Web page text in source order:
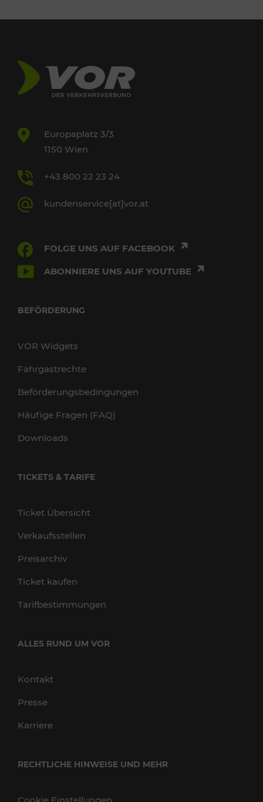
Europaplatz 3/3
1150 Wien
+43 800 22 23 24
kundenservice[at]vor.at
FOLGE UNS AUF FACEBOOK
ABONNIERE UNS AUF YOUTUBE
BEFÖRDERUNG
VOR Widgets
Fahrgastrechte
Beförderungsbedingungen
Häufige Fragen (FAQ)
Downloads
TICKETS & TARIFE
Ticket Übersicht
Verkaufsstellen
Preisarchiv
Ticket kaufen
Tarifbestimmungen
ALLES RUND UM VOR
Kontakt
Presse
Karriere
RECHTLICHE HINWEISE UND MEHR